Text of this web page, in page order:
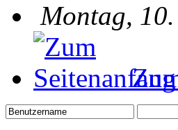
Montag,